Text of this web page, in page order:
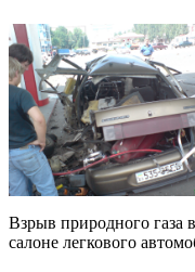
Взрыв природного газа в
салоне легкового